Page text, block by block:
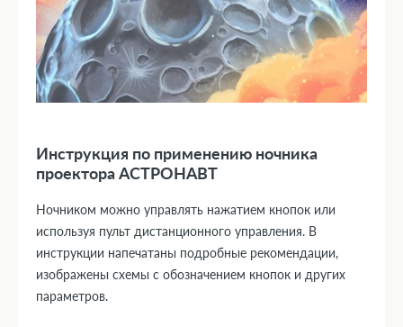
Инструкция по применению ночника
проектора АСТРОНАВТ
Ночником можно управлять нажатием кнопок или
используя пульт дистанционного управления. В
инструкции напечатаны подробные рекомендации,
изображены схемы с обозначением кнопок и других
параметров.